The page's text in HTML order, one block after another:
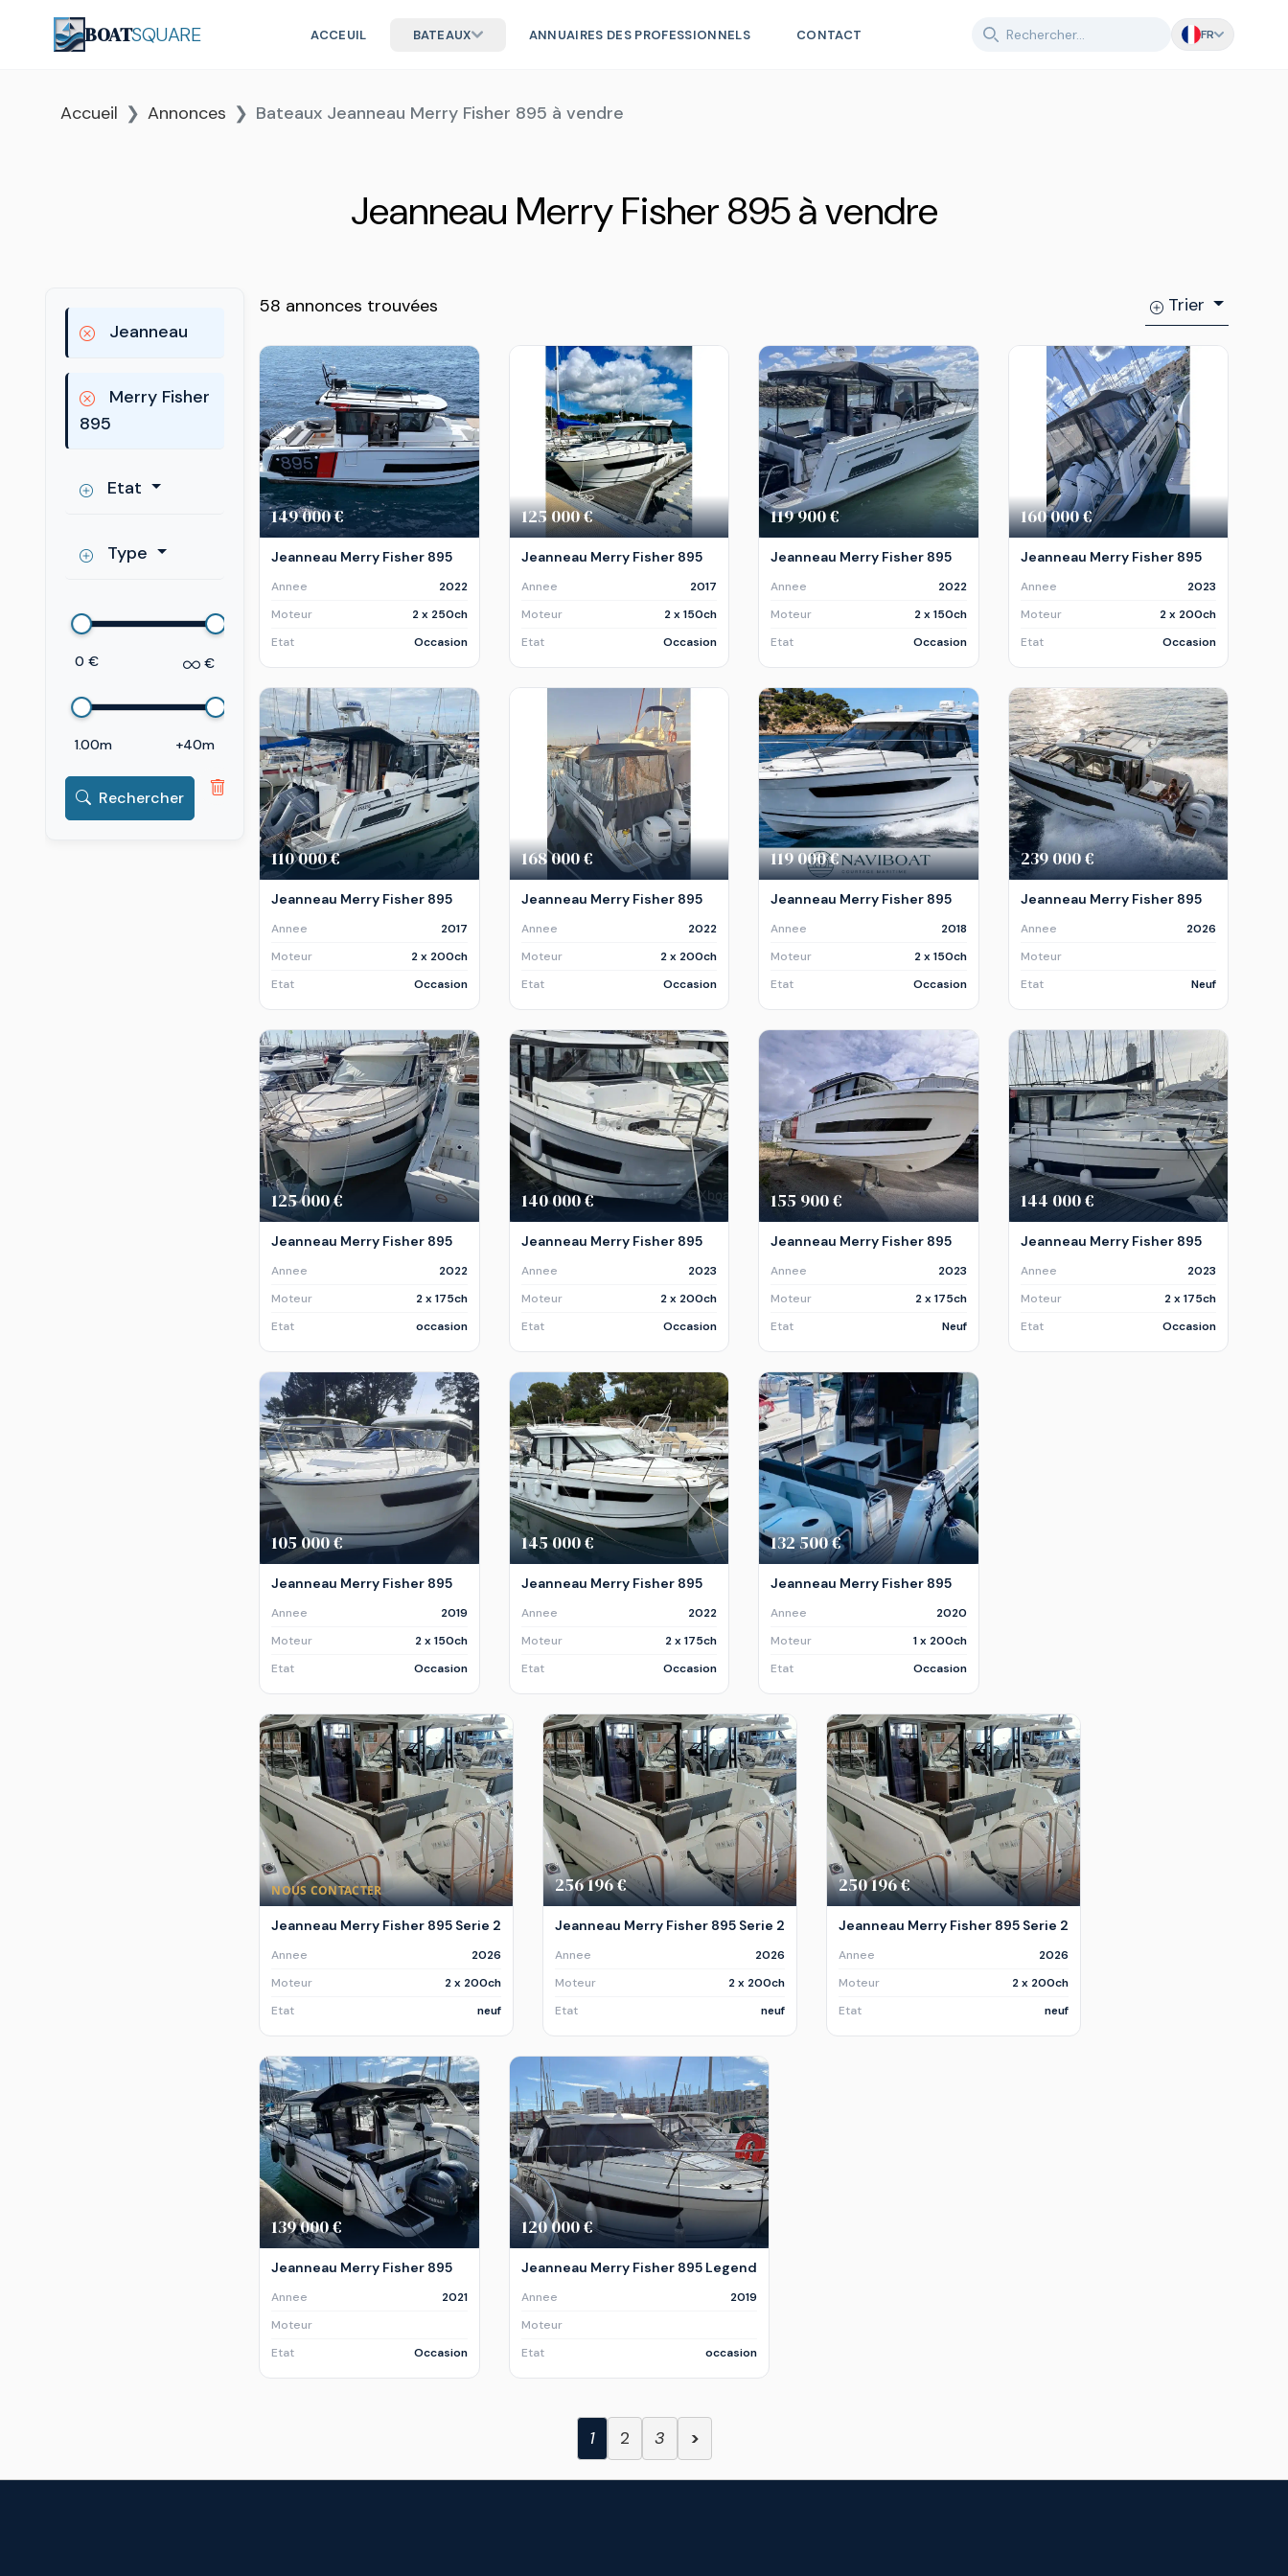
BOATSQUARE ACCEUIL BATEAUX ANNUAIRES DES PROFESSIONNELS CONTACT FR
Accueil Annonces Bateaux Jeanneau Merry Fisher 895 à vendre
Jeanneau Merry Fisher 895 à vendre
Jeanneau
Merry Fisher
895
Etat
Type
0 € €
1.00m +40m
Rechercher
58 annonces trouvées Trier
149 000 €
Jeanneau Merry Fisher 895
Annee
2022
Moteur
2 x 250ch
Etat
Occasion
125 000 €
Jeanneau Merry Fisher 895
Annee
2017
Moteur
2 x 150ch
Etat
Occasion
119 900 €
Jeanneau Merry Fisher 895
Annee
2022
Moteur
2 x 150ch
Etat
Occasion
160 000 €
Jeanneau Merry Fisher 895
Annee
2023
Moteur
2 x 200ch
Etat
Occasion
110 000 €
Jeanneau Merry Fisher 895
Annee
2017
Moteur
2 x 200ch
Etat
Occasion
168 000 €
Jeanneau Merry Fisher 895
Annee
2022
Moteur
2 x 200ch
Etat
Occasion
119 000 €
Jeanneau Merry Fisher 895
Annee
2018
Moteur
2 x 150ch
Etat
Occasion
239 000 €
Jeanneau Merry Fisher 895
Annee
2026
Moteur
Etat
Neuf
125 000 €
Jeanneau Merry Fisher 895
Annee
2022
Moteur
2 x 175ch
Etat
occasion
140 000 €
Jeanneau Merry Fisher 895
Annee
2023
Moteur
2 x 200ch
Etat
Occasion
155 900 €
Jeanneau Merry Fisher 895
Annee
2023
Moteur
2 x 175ch
Etat
Neuf
144 000 €
Jeanneau Merry Fisher 895
Annee
2023
Moteur
2 x 175ch
Etat
Occasion
105 000 €
Jeanneau Merry Fisher 895
Annee
2019
Moteur
2 x 150ch
Etat
Occasion
145 000 €
Jeanneau Merry Fisher 895
Annee
2022
Moteur
2 x 175ch
Etat
Occasion
132 500 €
Jeanneau Merry Fisher 895
Annee
2020
Moteur
1 x 200ch
Etat
Occasion
NOUS CONTACTER
Jeanneau Merry Fisher 895 Serie 2
Annee
2026
Moteur
2 x 200ch
Etat
neuf
256 196 €
Jeanneau Merry Fisher 895 Serie 2
Annee
2026
Moteur
2 x 200ch
Etat
neuf
250 196 €
Jeanneau Merry Fisher 895 Serie 2
Annee
2026
Moteur
2 x 200ch
Etat
neuf
139 000 €
Jeanneau Merry Fisher 895
Annee
2021
Moteur
Etat
Occasion
120 000 €
Jeanneau Merry Fisher 895 Legend
Annee
2019
Moteur
Etat
occasion
1 2 3 >